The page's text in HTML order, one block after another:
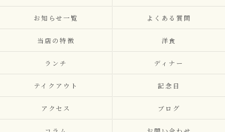
お知らせ一覧 よくある質問
当店の特徴 洋食
ランチ ディナー
テイクアウト 記念日
アクセス ブログ